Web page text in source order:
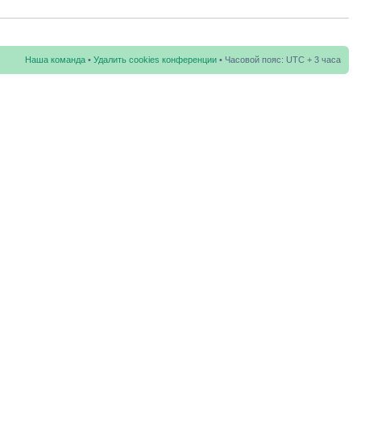
Наша команда • Удалить cookies конференции • Часовой пояс: UTC + 3 часа